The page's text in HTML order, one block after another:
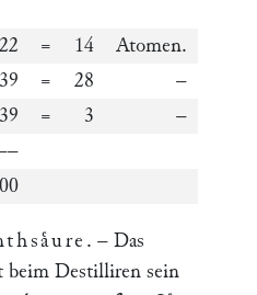
= 14
Atomen.
= 28
–
= 3
–
. – Das
beim Destilliren sein